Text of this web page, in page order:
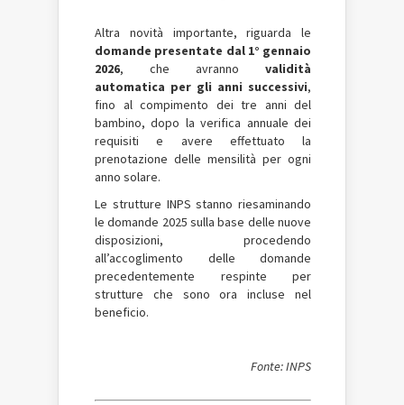
Altra novità importante, riguarda le
domande presentate dal 1° gennaio
2026, che avranno validità
automatica per gli anni successivi,
fino al compimento dei tre anni del
bambino, dopo la verifica annuale dei
requisiti e avere effettuato la
prenotazione delle mensilità per ogni
anno solare.
Le strutture INPS stanno riesaminando
le domande 2025 sulla base delle nuove
disposizioni, procedendo
all’accoglimento delle domande
precedentemente respinte per
strutture che sono ora incluse nel
beneficio.
Fonte: INPS